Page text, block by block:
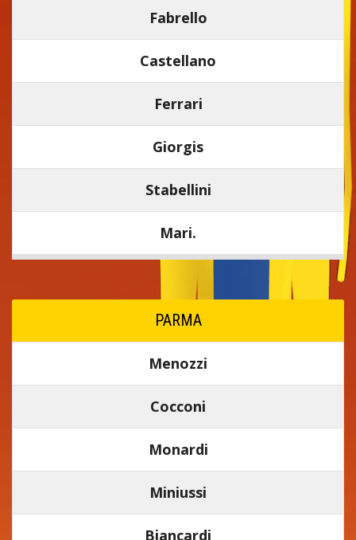
Fabrello
Castellano
Ferrari
Giorgis
Stabellini
Mari.
PARMA
Menozzi
Cocconi
Monardi
Miniussi
Biancardi